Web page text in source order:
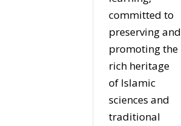
committed to
preserving and
promoting the
rich heritage
of Islamic
sciences and
traditional